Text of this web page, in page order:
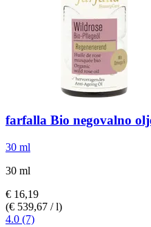
farfalla Bio negovalno
30 ml
30 ml
€ 16,19
(€ 539,67 / l)
4.0 (7)